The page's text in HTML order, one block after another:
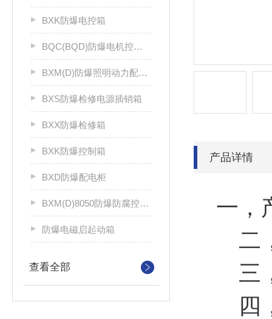
BXK防爆电控箱
BQC(BQD)防爆电机控制器
BXM(D)防爆照明动力配电箱
BXS防爆检修电源插销箱
BXX防爆检修箱
BXK防爆控制箱
BXD防爆配电柜
BXM(D)8050防爆防腐控制配电箱
防爆电磁启起动箱
查看全部
产品详情
一，
二，
三，
四，